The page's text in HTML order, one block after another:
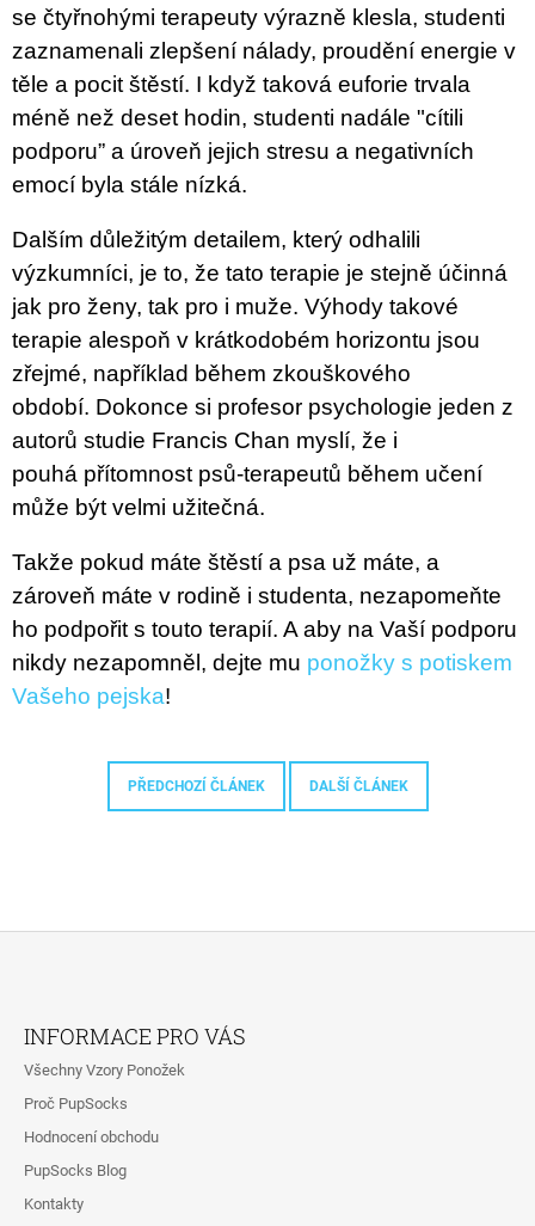
se čtyřnohými terapeuty výrazně klesla, studenti
zaznamenali zlepšení nálady, proudění energie v
těle a pocit štěstí. I když taková euforie trvala
méně než deset hodin, studenti nadále "cítili
podporu” a úroveň jejich stresu a negativních
emocí byla stále nízká.
Dalším důležitým detailem, který odhalili
výzkumníci, je to, že tato terapie je stejně účinná
jak pro ženy, tak pro i muže. Výhody takové
terapie alespoň v krátkodobém horizontu jsou
zřejmé, například během zkouškového
období. Dokonce si profesor psychologie jeden z
autorů studie Francis Chan myslí, že i
pouhá přítomnost psů-terapeutů během učení
může být velmi užitečná.
Takže pokud máte štěstí a psa už máte, a
zároveň máte v rodině i studenta, nezapomeňte
ho podpořit s touto terapií. A aby na Vaší podporu
nikdy nezapomněl, dejte mu ponožky s potiskem
Vašeho pejska!
PŘEDCHOZÍ ČLÁNEK DALŠÍ ČLÁNEK
INFORMACE PRO VÁS
Všechny Vzory Ponožek
Proč PupSocks
Hodnocení obchodu
PupSocks Blog
Kontakty